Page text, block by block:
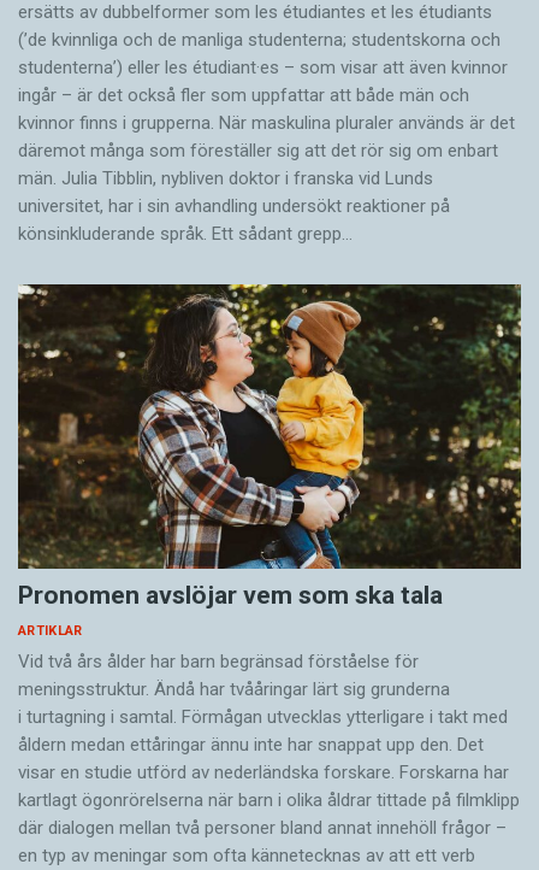
ersätts av dubbel­former som les étudiantes et les étudiants
(’de kvinnliga och de manliga studenterna; studentskorna och
studenterna’) eller les étudiant·es – som visar att även kvinnor
ingår – är det också fler som uppfattar att både män och
kvinnor finns i grupperna. När maskulina pluraler används är det
där­emot många som föreställer sig att det rör sig om enbart
män. Julia Tibblin, nybliven doktor i franska vid Lunds
universitet, har i sin avhandling undersökt reaktioner på
könsinkluderande språk. Ett sådant grepp…
Pronomen avslöjar vem som ska tala
ARTIKLAR
Vid två års ålder har barn begränsad förståelse för
meningsstruktur. Ändå har tvååringar lärt sig grunderna
i turtagning i samtal. Förmågan utvecklas ytterligare i takt med
åldern medan ettåringar ännu inte har snappat upp den. Det
visar en studie utförd av nederländska forskare. Forskarna har
kartlagt ögonrörelserna när barn i olika åldrar tittade på filmklipp
där dialogen mellan två personer bland annat innehöll frågor –
en typ av meningar som ofta kännetecknas av att ett verb